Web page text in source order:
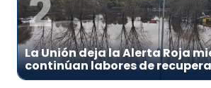
2
La Unión deja la Alerta Roja
continúan labores de